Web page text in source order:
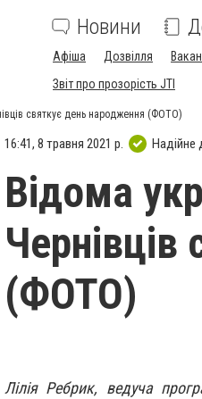
Новини
Афіша Дозвілля
Звіт про прозорість JTI
святкує день народження (ФОТО)
16:41, 8 травня 2021 р. Надійне
Відома
(ФОТО)
Лілія Ребрик, ведуча